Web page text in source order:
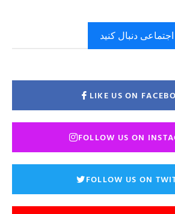
دنبال کنید
LIKE US ON
FOLLOW US ON
FOLLOW US ON